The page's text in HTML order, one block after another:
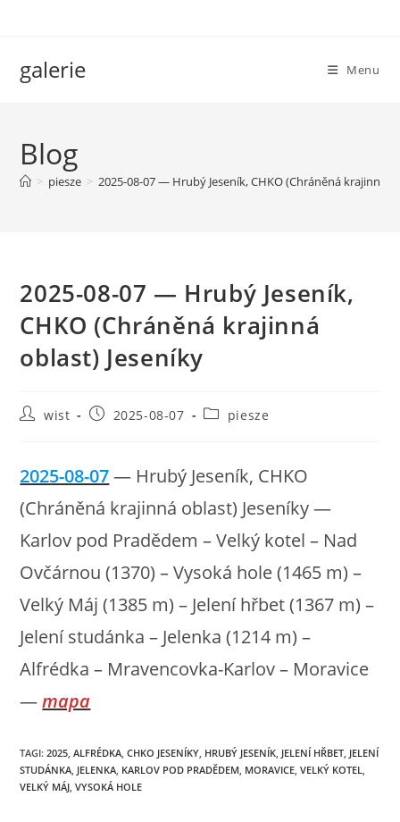
galerie Menu
Blog
> piesze > 2025-08-07 — Hrubý Jeseník, CHKO (Chráněná krajinná
2025-08-07 — Hrubý Jeseník,
CHKO (Chráněná krajinná
oblast) Jeseníky
Postwist
Post2025-08-07
Postpiesze
2025-08-07— Hrubý Jeseník, CHKO
(Chráněná krajinná oblast) Jeseníky —
Karlov pod Pradědem – Velký kotel – Nad
Ovčárnou (1370) – Vysoká hole (1465 m) –
Velký Máj (1385 m) – Jelení hřbet (1367 m) –
Jelení studánka – Jelenka (1214 m) –
Alfrédka – Mravencovka-Karlov – Moravice
—mapa
TAGI:2025, ALFRÉDKA, CHKO JESENÍKY, HRUBÝ JESENÍK, JELENÍ HŘBET, JELENÍ
STUDÁNKA, JELENKA, KARLOV POD PRADĚDEM, MORAVICE, VELKÝ KOTEL,
VELKÝ MÁJ, VYSOKÁ HOLE